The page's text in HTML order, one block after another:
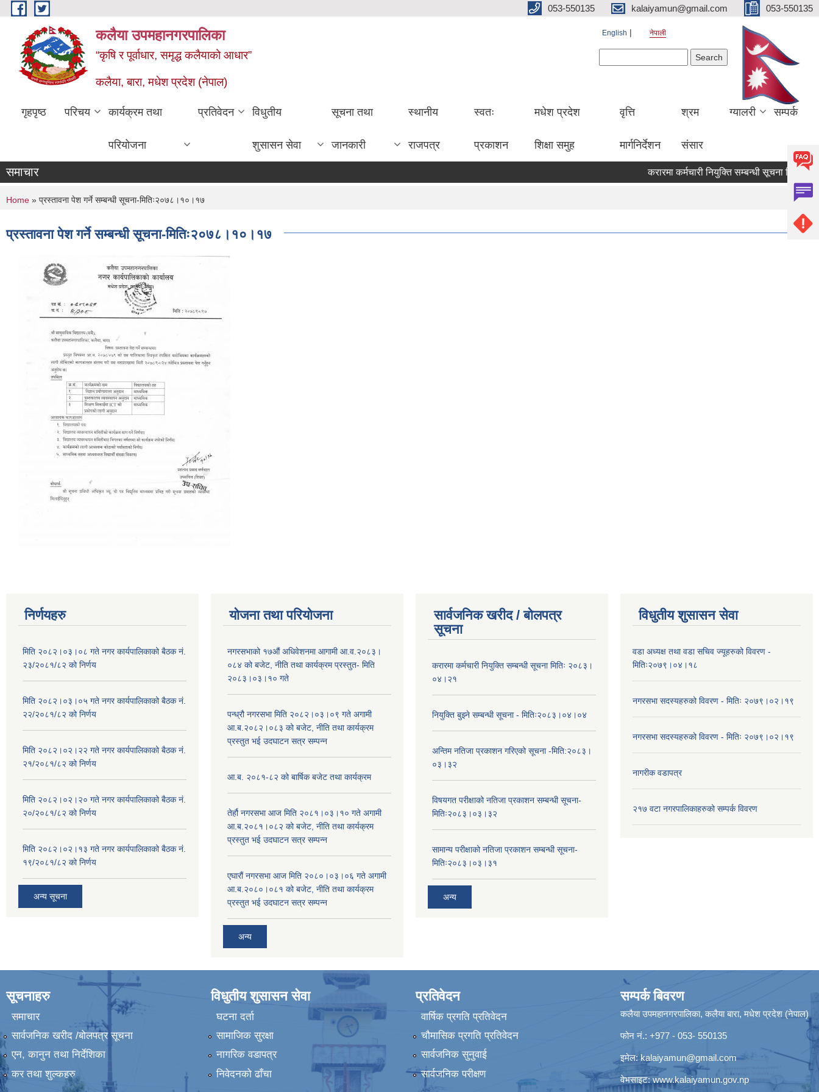
Skip to main content 053-550135 kalaiyamun@gmail.com 053-550135
कलैया उपमहानगरपालिका
“कृषि र पूर्वाधार, समृद्ध कलैयाको आधार”
कलैया, बारा, मधेश प्रदेश (नेपाल)
English नेपाली
गृहपृष्ठ परिचय कार्यक्रम तथा
परियोजना
प्रतिवेदन विधुतीय
शुसासन सेवा
सूचना तथा
जानकारी
स्थानीय
राजपत्र
स्वतः
प्रकाशन
मधेश प्रदेश
शिक्षा समुह
वृत्ति
मार्गनिर्देशन
श्रम
संसार
ग्यालरी सम्पर्क
समाचार करारमा कर्मचारी नियुक्ति सम्बन्धी सूचना मितिः
You are here
Home » प्रस्तावना पेश गर्ने सम्बन्धी सूचना-मितिः२०७८।१०।१७
प्रस्तावना पेश गर्ने सम्बन्धी सूचना-मितिः२०७८।१०।१७
निर्णयहरु
मिति २०८२।०३।०८ गते नगर कार्यपालिकाको बैठक नं.
२३/२०८१/८२ को निर्णय
मिति २०८२।०३।०५ गते नगर कार्यपालिकाको बैठक नं.
२२/२०८१/८२ को निर्णय
मिति २०८२।०२।२२ गते नगर कार्यपालिकाको बैठक नं.
२१/२०८१/८२ को निर्णय
मिति २०८२।०२।२० गते नगर कार्यपालिकाको बैठक नं.
२०/२०८१/८२ को निर्णय
मिति २०८२।०२।१३ गते नगर कार्यपालिकाको बैठक नं.
१९/२०८१/८२ को निर्णय
अन्य सूचना
योजना तथा परियोजना
नगरसभाको १७औं अधिवेशनमा आगामी आ.व.२०८३।
०८४ को बजेट, नीति तथा कार्यक्रम प्रस्तुत- मिति
२०८३।०३।१० गते
पन्ध्रौ नगरसभा मिति २०८२।०३।०९ गते अगामी
आ.ब.२०८२।०८३ को बजेट, नीति तथा कार्यक्रम
प्रस्तुत भई उदघाटन सत्र सम्पन्न
आ.ब. २०८१-८२ को बार्षिक बजेट तथा कार्यक्रम
तेर्हौ नगरसभा आज मिति २०८१।०३।१० गते अगामी
आ.ब.२०८१।०८२ को बजेट, नीति तथा कार्यक्रम
प्रस्तुत भई उदघाटन सत्र सम्पन्न
एघारौं नगरसभा आज मिति २०८०।०३।०६ गते अगामी
आ.ब.२०८०।०८१ को बजेट, नीति तथा कार्यक्रम
प्रस्तुत भई उदघाटन सत्र सम्पन्न
अन्य
सार्वजनिक खरीद / बोलपत्र
सूचना
करारमा कर्मचारी नियुक्ति सम्बन्धी सूचना मितिः २०८३।
०४।२१
नियुक्ति बुझ्ने सम्बन्धी सूचना - मितिः२०८३।०४।०४
अन्तिम नतिजा प्रकाशन गरिएको सूचना -मिति:२०८३।
०३।३२
विषयगत परीक्षाको नतिजा प्रकाशन सम्बन्धी सूचना-
मितिः२०८३।०३।३२
सामान्य परीक्षाको नतिजा प्रकाशन सम्बन्धी सूचना-
मितिः२०८३।०३।३१
अन्य
विधुतीय शुसासन सेवा
वडा अध्यक्ष तथा वडा सचिव ज्यूहरुको विवरण -
मितिः२०७९।०४।१८
नगरसभा सदस्यहरुको विवरण - मितिः २०७९।०२।१९
नगरसभा सदस्यहरुको विवरण - मितिः २०७९।०२।१९
नागरीक वडापत्र
२१७ वटा नगरपालिकाहरुको सम्पर्क विवरण
सूचनाहरु
समाचार
सार्वजनिक खरीद /बोलपत्र सूचना
एन, कानुन तथा निर्देशिका
कर तथा शुल्कहरु
विधुतीय शुसासन सेवा
घटना दर्ता
सामाजिक सुरक्षा
नागरिक वडापत्र
निवेदनको ढाँचा
प्रतिवेदन
वार्षिक प्रगति प्रतिवेदन
चौमासिक प्रगति प्रतिवेदन
सार्वजनिक सुनुवाई
सार्वजनिक परीक्षण
सम्पर्क बिवरण
कलैया उपमहानगरपालिका, कलैया बारा, मधेश प्रदेश (नेपाल)
फोन नं.: +977 - 053- 550135
इमेल: kalaiyamun@gmail.com
वेभसाइट:www.kalaiyamun.gov.np